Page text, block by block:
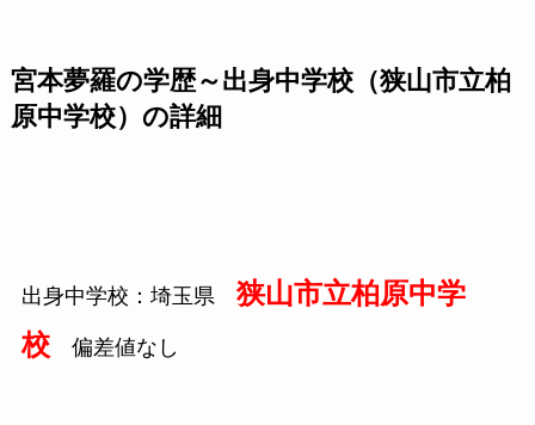
宮本夢羅の学歴～出身中学校（狭山市立柏
原中学校）の詳細
出身中学校：埼玉県 狭山市立柏原中学
校偏差値なし